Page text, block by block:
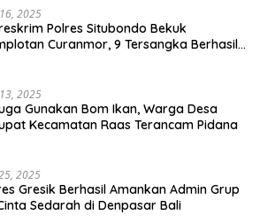
2025
Polres Situbondo Bekuk
Curanmor, 9 Tersangka Berhasil
2025
Gunakan Bom Ikan, Warga Desa
Kecamatan Raas Terancam Pidana
2025
Gresik Berhasil Amankan Admin Grup
Sedarah di Denpasar Bali